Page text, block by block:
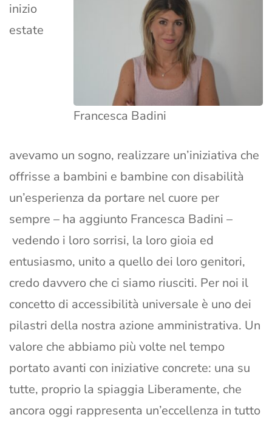
Francesca Badini
inizio
estate
avevamo un sogno, realizzare un’iniziativa che
offrisse a bambini e bambine con disabilità
un’esperienza da portare nel cuore per
sempre – ha aggiunto Francesca Badini –
vedendo i loro sorrisi, la loro gioia ed
entusiasmo, unito a quello dei loro genitori,
credo davvero che ci siamo riusciti. Per noi il
concetto di accessibilità universale è uno dei
pilastri della nostra azione amministrativa. Un
valore che abbiamo più volte nel tempo
portato avanti con iniziative concrete: una su
tutte, proprio la spiaggia Liberamente, che
ancora oggi rappresenta un’eccellenza in tutto